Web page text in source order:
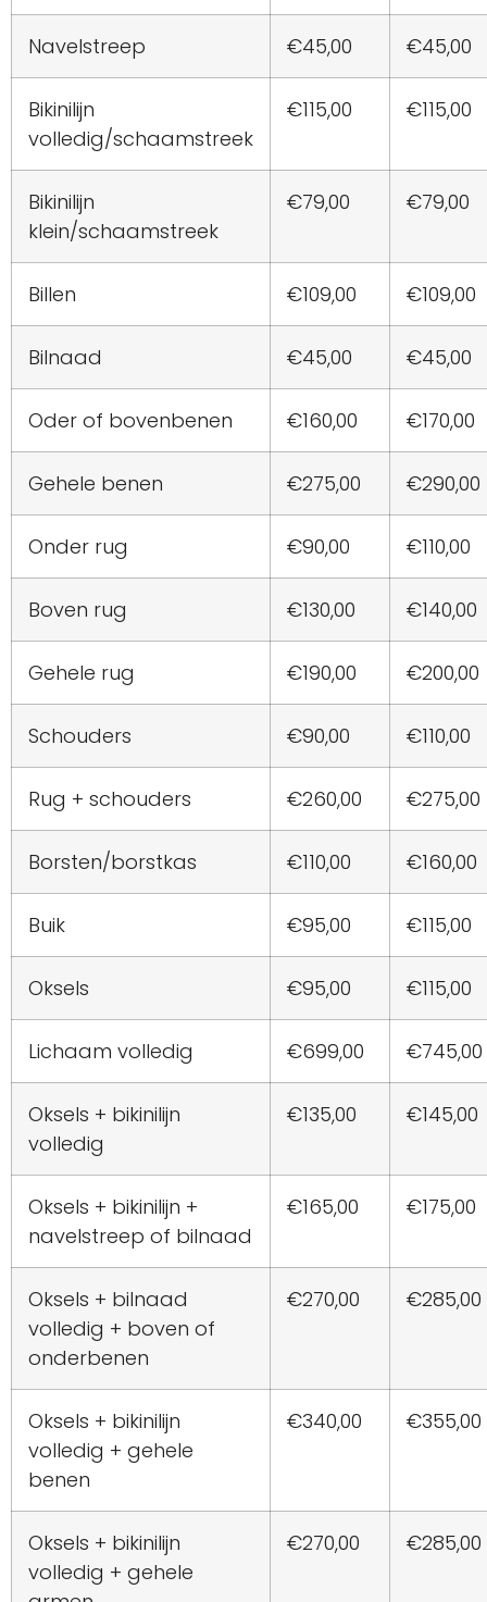
Navelstreep €45,00 €45,00
Bikinilijn
volledig/schaamstreek
€115,00 €115,00
Bikinilijn
klein/schaamstreek
€79,00 €79,00
Billen €109,00 €109,00
Bilnaad €45,00 €45,00
Oder of bovenbenen €160,00 €170,00
Gehele benen €275,00 €290,00
Onder rug €90,00 €110,00
Boven rug €130,00 €140,00
Gehele rug €190,00 €200,00
Schouders €90,00 €110,00
Rug + schouders €260,00 €275,00
Borsten/borstkas €110,00 €160,00
Buik €95,00 €115,00
Oksels €95,00 €115,00
Lichaam volledig €699,00 €745,00
Oksels + bikinilijn
volledig
€135,00 €145,00
Oksels + bikinilijn +
navelstreep of bilnaad
€165,00 €175,00
Oksels + bilnaad
volledig + boven of
onderbenen
€270,00 €285,00
Oksels + bikinilijn
volledig + gehele
benen
€340,00 €355,00
Oksels + bikinilijn
volledig + gehele
€270,00 €285,00